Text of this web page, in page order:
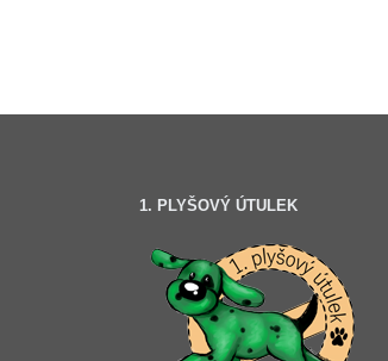
1. PLYŠOVÝ ÚTULEK